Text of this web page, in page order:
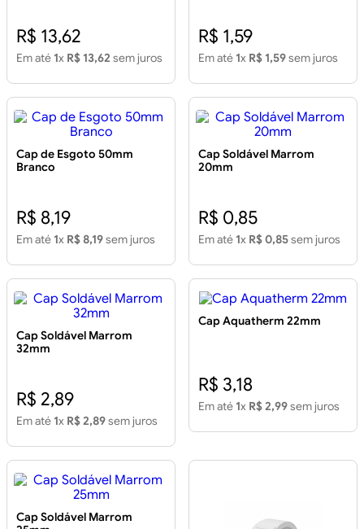
R$ 13,62
Em até 1x R$ 13,62 sem juros
R$ 1,59
Em até 1x R$ 1,59sem juros
Cap de Esgoto 50mm
Branco
R$ 8,19
Em até 1x R$ 8,19sem juros
Cap Soldável Marrom
20mm
R$ 0,85
Em até 1x R$ 0,85sem juros
Cap Soldável Marrom
32mm
R$ 2,89
Em até 1x R$ 2,89sem juros
Cap Aquatherm 22mm
R$ 3,18
Em até 1x R$ 2,99sem juros
Cap Soldável Marrom